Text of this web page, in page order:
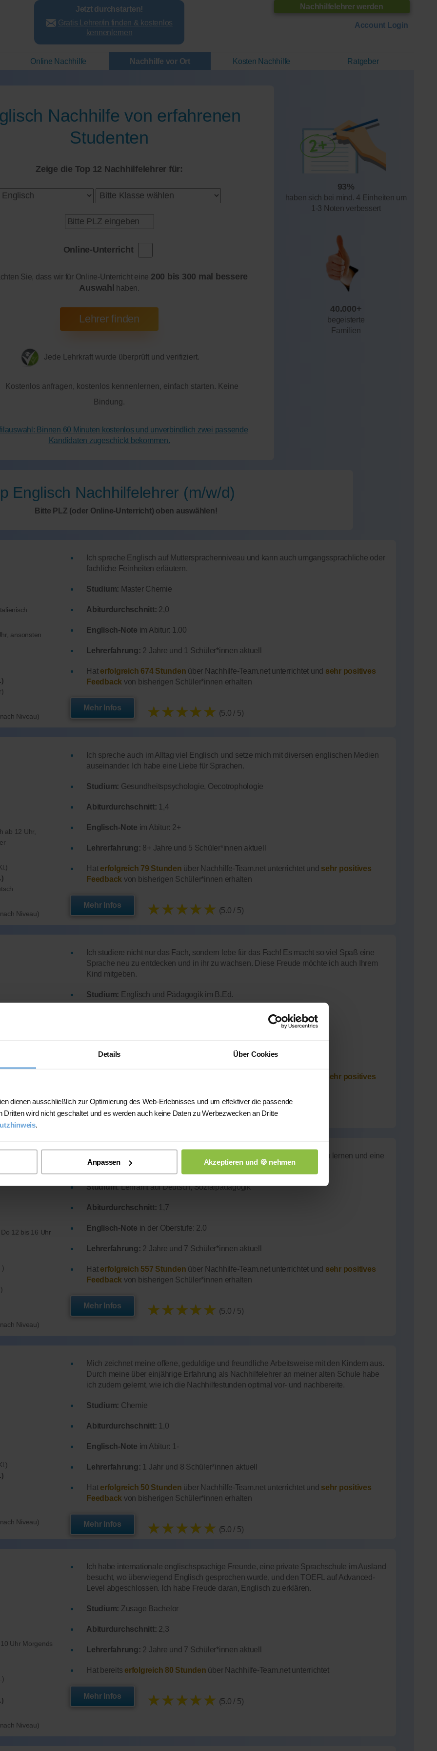
Details Über Cookies
dienen ausschließlich zur Optimierung des Web-Erlebnisses und um effektiver die passende
Dritten wird nicht geschaltet und es werden auch keine Daten zu Werbezwecken an Dritte
.
Anpassen Akzeptieren und 🍪 nehmen
Nachhilfelehrer werden
Account Login
Jetzt durchstarten!
Gratis Lehrer/in finden & kostenlos
kennenlernen
Online Nachhilfe Nachhilfe vor Ort Kosten Nachhilfe Ratgeber
93%
haben sich bei mind. 4 Einheiten um
1-3 Noten verbessert
40.000+
begeisterte
Familien
Nachhilfe von erfahrenen
Studenten
Zeige die Top 12 Nachhilfelehrer für:
Online-Unterricht
Sie, dass wir für Online-Unterricht eine 200 bis 300 mal bessere
Auswahl
haben.
Jede Lehrkraft wurde überprüft und verifiziert.
Kostenlos anfragen, kostenlos kennenlernen, einfach starten. Keine
Bindung.
Binnen 60 Minuten kostenlos und unverbindlich zwei passende
Kandidaten zugeschickt bekommen.
Englisch Nachhilfelehrer (m/w/d)
Bitte PLZ (oder Online-Unterricht) oben auswählen!
Ich spreche Englisch auf Muttersprachenniveau und kann auch umgangssprachliche oder
fachliche Feinheiten erläutern.
Studium: Master Chemie
Abiturdurchschnitt: 2,0
Englisch-Note im Abitur: 1.00
Lehrerfahrung: 2 Jahre und 1 Schüler*innen aktuell
Hat erfolgreich 674 Stunden über Nachhilfe-Team.net unterrichtet und sehr positives
Feedback von bisherigen Schüler*innen erhalten
Mehr Infos ★★★★★ (5.0 / 5)
ansonsten
Niveau)
Ich spreche auch im Alltag viel Englisch und setze mich mit diversen englischen Medien
auseinander. Ich habe eine Liebe für Sprachen.
Studium: Gesundheitspsychologie, Oecotrophologie
Abiturdurchschnitt: 1,4
Englisch-Note im Abitur: 2+
Lehrerfahrung: 8+ Jahre und 5 Schüler*innen aktuell
Hat erfolgreich 79 Stunden über Nachhilfe-Team.net unterrichtet und sehr positives
Feedback von bisherigen Schüler*innen erhalten
Mehr Infos ★★★★★ (5.0 / 5)
ab 12 Uhr,
Niveau)
Ich studiere nicht nur das Fach, sondern lebe für das Fach! Es macht so viel Spaß eine
Sprache neu zu entdecken und in ihr zu wachsen. Diese Freude möchte ich auch Ihrem
Kind mitgeben.
Studium: Englisch und Pädagogik im B.Ed.
Lehrerfahrung: 3 Jahre und 5 Schüler*innen aktuell
sehr positives
Mehr Infos ★★★★★(5.0 / 5)
Niveau)
Englisch ist ein sehr tolles Fach. Es macht sehr viel Spaß neue Wörter zu lernen und eine
andere Kultur kennenzulernen.
Studium:Lehramt auf Deutsch, Sozialpädagogik
Abiturdurchschnitt: 1,7
Englisch-Note in der Oberstufe: 2.0
Lehrerfahrung: 2 Jahre und 7 Schüler*innen aktuell
Hat erfolgreich 557 Stunden über Nachhilfe-Team.net unterrichtet und sehr positives
Feedback von bisherigen Schüler*innen erhalten
Mehr Infos ★★★★★ (5.0 / 5)
12 bis 16 Uhr
Niveau)
Mich zeichnet meine offene, geduldige und freundliche Arbeitsweise mit den Kindern aus.
Durch meine über einjährige Erfahrung als Nachhilfelehrer an meiner alten Schule habe
ich zudem gelernt, wie ich die Nachhilfestunden optimal vor- und nachbereite.
Studium: Chemie
Abiturdurchschnitt: 1,0
Englisch-Note im Abitur: 1-
Lehrerfahrung: 1 Jahr und 8 Schüler*innen aktuell
Hat erfolgreich 50 Stunden über Nachhilfe-Team.net unterrichtet und sehr positives
Feedback von bisherigen Schüler*innen erhalten
Mehr Infos ★★★★★ (5.0 / 5)
Niveau)
Ich habe internationale englischsprachige Freunde, eine private Sprachschule im Ausland
besucht, wo überwiegend Englisch gesprochen wurde, und den TOEFL auf Advanced-
Level abgeschlossen. Ich habe Freude daran, Englisch zu erklären.
Studium: Zusage Bachelor
Abiturdurchschnitt: 2,3
Lehrerfahrung: 2 Jahre und 7 Schüler*innen aktuell
Hat bereits erfolgreich 80 Stunden über Nachhilfe-Team.net unterrichtet
Mehr Infos ★★★★★ (5.0 / 5)
Uhr Morgends
Niveau)